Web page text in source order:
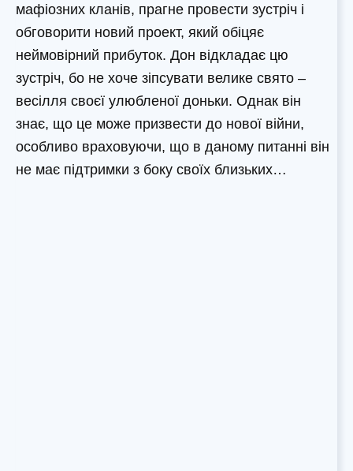
мафіозних кланів, прагне провести зустріч і
обговорити новий проект, який обіцяє
неймовірний прибуток. Дон відкладає цю
зустріч, бо не хоче зіпсувати велике свято –
весілля своєї улюбленої доньки. Однак він
знає, що це може призвести до нової війни,
особливо враховуючи, що в даному питанні він
не має підтримки з боку своїх близьких…